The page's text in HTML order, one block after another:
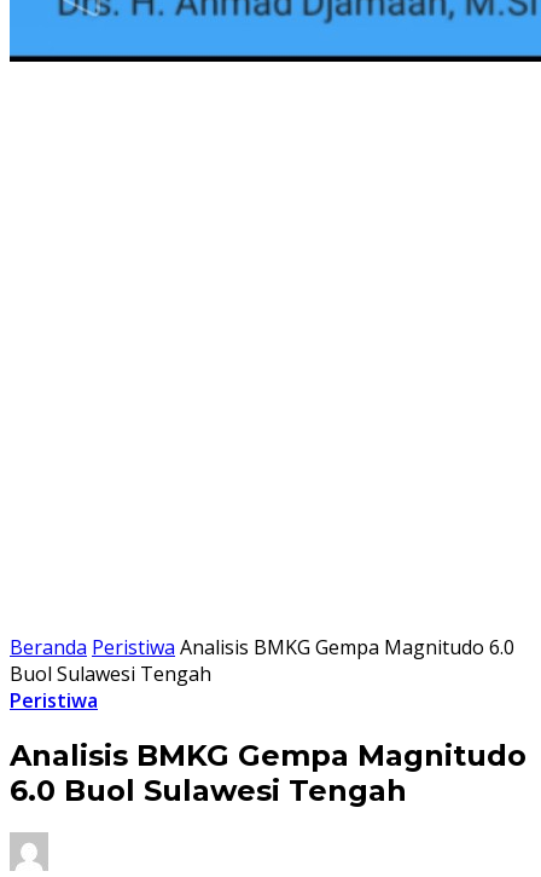
Beranda Peristiwa Analisis BMKG Gempa Magnitudo 6.0
Buol Sulawesi Tengah
Peristiwa
Analisis BMKG Gempa Magnitudo
6.0 Buol Sulawesi Tengah